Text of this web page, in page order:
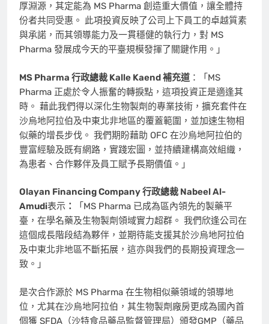
厚淵源，其定能為 MS Pharma 創造重大價值，讓全體持
份者共同受惠。 此項投資反映了公司上下員工的卓越質素
與承諾，而其領導能力及一貫穩健的執行力，對 MS
Pharma 發展成今天的平臺規模發揮了關鍵作用。」
MS Pharma 行政總裁 Kalle Kaend 補充道 ：「MS
Pharma 正處於令人振奮的轉捩點，這項投資正是適逢其
時。 藉此我們得以深化生物製劑的專業技術，擴充套件在
沙烏地阿拉伯及中東北非地區的覆蓋範圍，並加速生物相
似藥的增長步伐。 我們期盼藉助 OFC 在沙烏地阿拉伯的
豐富經驗及既有網路，實踐宏圖，並持續建構高效組織，
為患者、合作夥伴及員工賦予長期價值。」
Olayan Financing Company 行政總裁 Nabeel Al-
Amudi表示 ：
「MS Pharma 已成為區內領先的製藥平
臺，在學名藥及生物製劑領域實力超群。 我們欣逢公司在
這個成長階段結為夥伴，並期待能支援其於沙烏地阿拉伯
及中東北非地區不斷拓展，這亦與我們的長期投資理念一
致。」
是次合作源於 MS Pharma 在生物相似藥領域的領導地
位，尤其在沙烏地阿拉伯，其生物製劑廠房更成為國內首
個獲 SFDA（沙特食品藥品監督管理局）頒發GMP（藥品